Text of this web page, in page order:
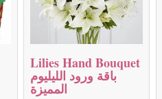
Lilies Hand Bouquet
باقة ورود الليليوم
المميزة